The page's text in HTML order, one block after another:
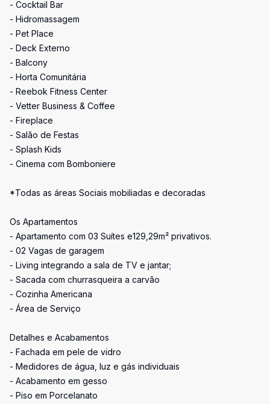
- Cocktail Bar
- Hidromassagem
- Pet Place
- Deck Externo
- Balcony
- Horta Comunitária
- Reebok Fitness Center
- Vetter Business & Coffee
- Fireplace
- Salão de Festas
- Splash Kids
- Cinema com Bomboniere
*Todas as áreas Sociais mobiliadas e decoradas
Os Apartamentos
- Apartamento com 03 Suítes e129,29m² privativos.
- 02 Vagas de garagem
- Living integrando a sala de TV e jantar;
- Sacada com churrasqueira a carvão
- Cozinha Americana
- Área de Serviço
Detalhes e Acabamentos
- Fachada em pele de vidro
- Medidores de água, luz e gás individuais
- Acabamento em gesso
- Piso em Porcelanato